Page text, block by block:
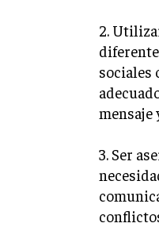
2.
sociales
mensaje
3. Ser